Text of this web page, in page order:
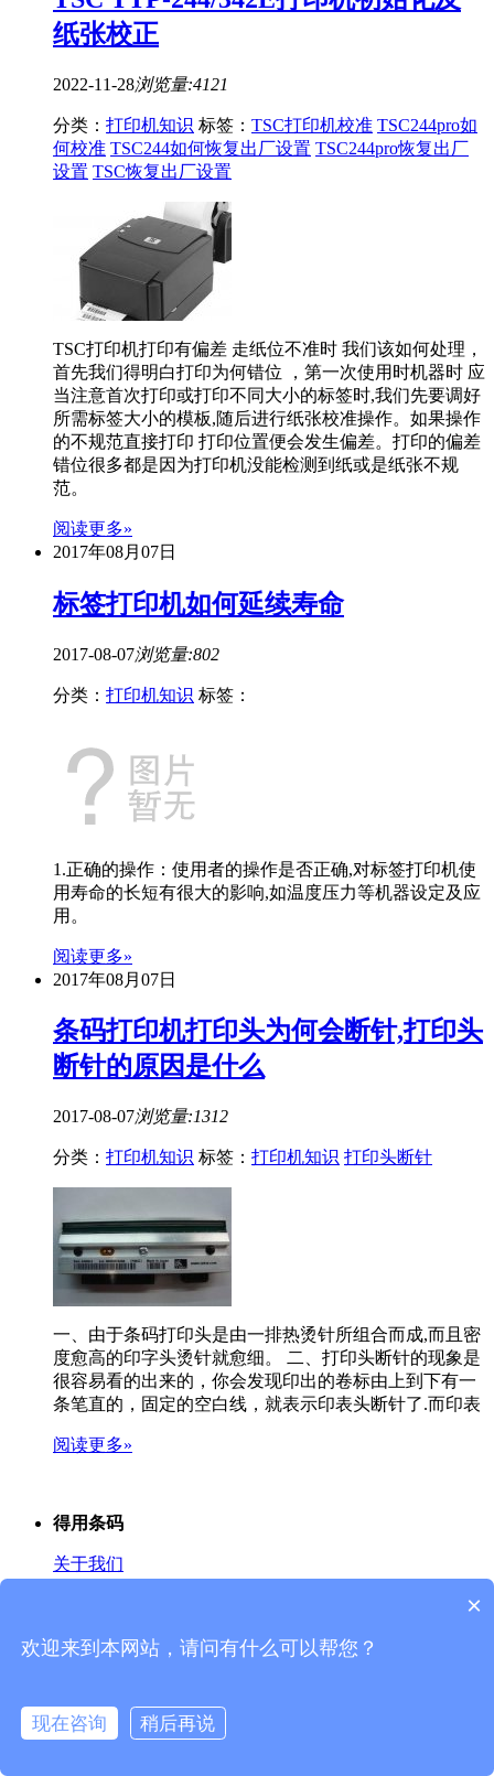
纸张校正
2022-11-28浏览量:4121
分类： 打印机知识 标签： TSC打印机校准 TSC244pro如
何校准 TSC244如何恢复出厂设置 TSC244pro恢复出厂
设置 TSC恢复出厂设置
TSC打印机打印有偏差 走纸位不准时 我们该如何处理，
首先我们得明白打印为何错位 ，第一次使用时机器时 应
当注意首次打印或打印不同大小的标签时,我们先要调好
所需标签大小的模板,随后进行纸张校准操作。如果操作
的不规范直接打印 打印位置便会发生偏差。打印的偏差
错位很多都是因为打印机没能检测到纸或是纸张不规
范。
阅读更多»
2017年08月07日
标签打印机如何延续寿命
2017-08-07浏览量:802
分类： 打印机知识 标签：
1.正确的操作：使用者的操作是否正确,对标签打印机使
用寿命的长短有很大的影响,如温度压力等机器设定及应
用。
阅读更多»
2017年08月07日
条码打印机打印头为何会断针,打印头
断针的原因是什么
2017-08-07浏览量:1312
分类： 打印机知识 标签： 打印机知识 打印头断针
一、由于条码打印头是由一排热烫针所组合而成,而且密
度愈高的印字头烫针就愈细。 二、打印头断针的现象是
很容易看的出来的，你会发现印出的卷标由上到下有一
条笔直的，固定的空白线，就表示印表头断针了.而印表
阅读更多»
得用条码
关于我们
专家解答
斑马打印机
×
欢迎来到本网站，请问有什么可以帮您？
现在咨询 稍后再说